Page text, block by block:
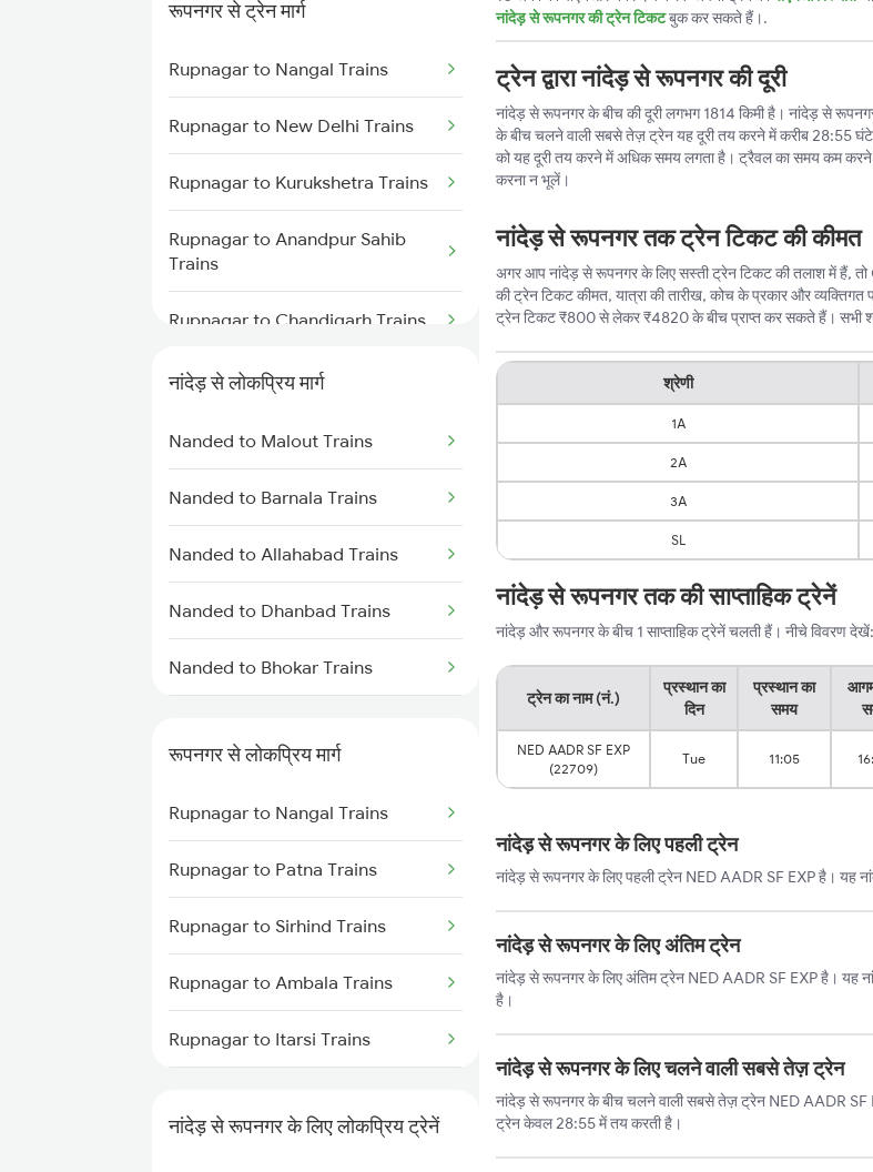
Nanded to Manmad Trains
Nanded to Hyderabad Trains
Nanded to Seloo Trains
Nanded to Partur Trains
Nanded to Manwath Trains
रूपनगर से ट्रेन मार्ग
Rupnagar to Nangal Trains
Rupnagar to New Delhi Trains
Rupnagar to Kurukshetra Trains
Rupnagar to Anandpur Sahib
Trains
Rupnagar to Chandigarh Trains
Rupnagar to Panipat Trains
Rupnagar to Sirhind Trains
Rupnagar to Saharanpur Trains
Rupnagar to Ambala Trains
Rupnagar to Patna Trains
नांदेड़ से लोकप्रिय मार्ग
Nanded to Malout Trains
Nanded to Barnala Trains
Nanded to Allahabad Trains
Nanded to Dhanbad Trains
Nanded to Bhokar Trains
Nanded to Hinganghat Trains
Nanded to Khanna Trains
Nanded to Bhalki Trains
Nanded to Isri Trains
Nanded to Mandsaur Trains
Nanded to Gajapatinagaram
रूपनगर से लोकप्रिय मार्ग
Rupnagar to Nangal Trains
Rupnagar to Patna Trains
Rupnagar to Sirhind Trains
Rupnagar to Ambala Trains
Rupnagar to Itarsi Trains
नांदेड़ से रूपनगर के लिए लोकप्रिय ट्रेनें
नांदेड़ से रूपनगर की ट्रेन टिकटबुक कर सकते हैं।.
ट्रेन द्वारा नांदेड़ से रूपनगर की दूरी
नांदेड़ से रूपनगर के बीच की दूरी लगभग 1814 किमी है। नांदेड़ से
के बीच चलने वाली सबसे तेज़ ट्रेन यह दूरी तय करने में करीब 28:55
को यह दूरी तय करने में अधिक समय लगता है। ट्रैवल का समय कम
करना न भूलें।
नांदेड़ से रूपनगर तक ट्रेन टिकट की कीमत
अगर आप नांदेड़ से रूपनगर के लिए सस्ती ट्रेन टिकट की तलाश में हैं,
की ट्रेन टिकट कीमत, यात्रा की तारीख, कोच के प्रकार और
ट्रेन टिकट ₹800 से लेकर ₹4820 के बीच प्राप्त कर सकते हैं। सभी
श्रेणी
1A
2A
3A
SL
नांदेड़ से रूपनगर तक की साप्ताहिक ट्रेनें
नांदेड़ और रूपनगर के बीच 1 साप्ताहिक ट्रेनें चलती हैं। नीचे विवरण देखें:
ट्रेन का नाम (नं.)
प्रस्थान का
दिन
प्रस्थान का
समय
NED AADR SF EXP
(22709)
Tue 11:05
नांदेड़ से रूपनगर के लिए पहली ट्रेन
नांदेड़ से रूपनगर के लिए पहली ट्रेन NED AADR SF EXP है। यह
नांदेड़ से रूपनगर के लिए अंतिम ट्रेन
नांदेड़ से रूपनगर के लिए अंतिम ट्रेन NED AADR SF EXP है।
है।
नांदेड़ से रूपनगर के लिए चलने वाली सबसे तेज़ ट्रेन
नांदेड़ से रूपनगर के बीच चलने वाली सबसे तेज़ ट्रेन NED AADR SF
ट्रेन केवल 28:55 में तय करती है।